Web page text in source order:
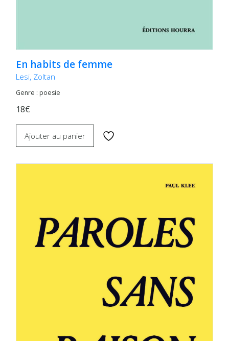
En habits de femme
Lesi, Zoltan
Genre : poesie
18€
Ajouter au panier